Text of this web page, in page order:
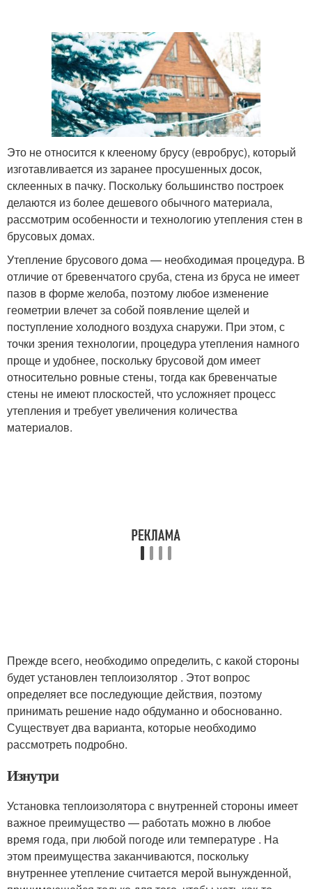
Это не относится к клееному брусу (евробрус), который
изготавливается из заранее просушенных досок,
склеенных в пачку. Поскольку большинство построек
делаются из более дешевого обычного материала,
рассмотрим особенности и технологию утепления стен в
брусовых домах.
Утепление брусового дома — необходимая процедура. В
отличие от бревенчатого сруба, стена из бруса не имеет
пазов в форме желоба, поэтому любое изменение
геометрии влечет за собой появление щелей и
поступление холодного воздуха снаружи. При этом, с
точки зрения технологии, процедура утепления намного
проще и удобнее, поскольку брусовой дом имеет
относительно ровные стены, тогда как бревенчатые
стены не имеют плоскостей, что усложняет процесс
утепления и требует увеличения количества
материалов.
Прежде всего, необходимо определить, с какой стороны
будет установлен теплоизолятор . Этот вопрос
определяет все последующие действия, поэтому
принимать решение надо обдуманно и обоснованно.
Существует два варианта, которые необходимо
рассмотреть подробно.
Изнутри
Установка теплоизолятора с внутренней стороны имеет
важное преимущество — работать можно в любое
время года, при любой погоде или температуре . На
этом преимущества заканчиваются, поскольку
внутреннее утепление считается мерой вынужденной,